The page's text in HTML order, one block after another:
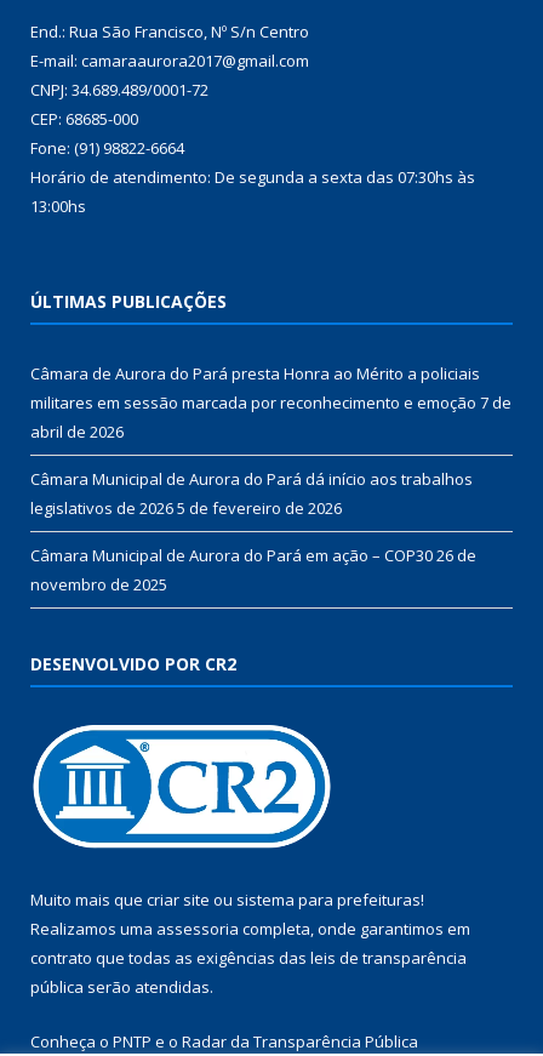
End.: Rua São Francisco, Nº S/n Centro
E-mail: camaraaurora2017@gmail.com
CNPJ: 34.689.489/0001-72
CEP: 68685-000
Fone: (91) 98822-6664
Horário de atendimento: De segunda a sexta das 07:30hs às
13:00hs
ÚLTIMAS PUBLICAÇÕES
Câmara de Aurora do Pará presta Honra ao Mérito a policiais
militares em sessão marcada por reconhecimento e emoção 7 de
abril de 2026
Câmara Municipal de Aurora do Pará dá início aos trabalhos
legislativos de 20265 de fevereiro de 2026
Câmara Municipal de Aurora do Pará em ação – COP3026 de
novembro de 2025
DESENVOLVIDO POR CR2
Muito mais que criar site ou sistema para prefeituras!
Realizamos uma assessoria completa, onde garantimos em
contrato que todas as exigências das leis de transparência
pública serão atendidas.
Conheça o PNTP e o Radar da Transparência Pública